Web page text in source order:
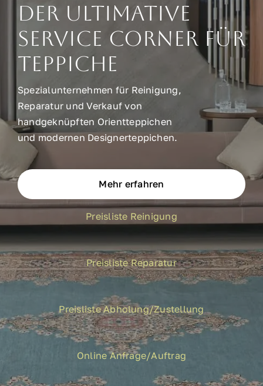
Der ultimative
Service Corner für
Teppiche
Spezialunternehmen für Reinigung,
Reparatur und Verkauf von
handgeknüpften Orientteppichen
und modernen Designerteppichen.
Mehr erfahren
Preisliste Reinigung
Preisliste Reparatur
Preisliste Abholung/Zustellung
Online Anfrage/Auftrag